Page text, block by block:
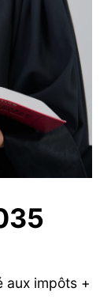
aux impôts +